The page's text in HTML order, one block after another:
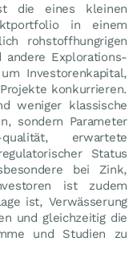
die eines kleinen
in einem
rohstoffhungrigen
Explorations-
Investorenkapital,
konkurrieren.
weniger klassische
sondern Parameter
erwartete
Status
bei Zink,
ist zudem
ist, Verwässerung
und gleichzeitig die
und Studien zu